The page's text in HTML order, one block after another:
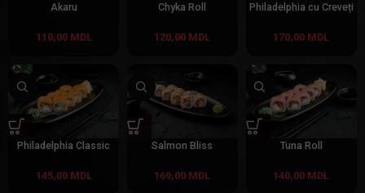
Akaru
110,00 MDL
Chyka Roll
120,00 MDL
Philadelphia cu Creveți
170,00 MDL
Philadelphia Classic
145,00 MDL
Salmon Bliss
169,00 MDL
Tuna Roll
140,00 MDL